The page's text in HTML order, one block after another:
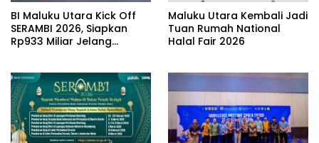
BI Maluku Utara Kick Off
SERAMBI 2026, Siapkan
Rp933 Miliar Jelang
Maluku Utara Kembali Jadi
Tuan Rumah National
Halal Fair 2026